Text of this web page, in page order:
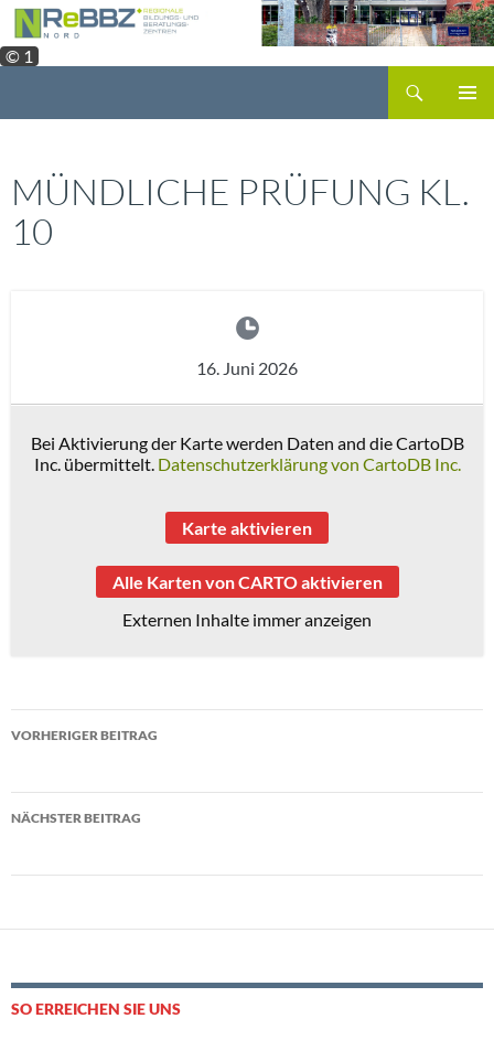
Zum
Inhalt
springen
© 1
MÜNDLICHE PRÜFUNG KL.
10
16. Juni 2026
Bei Aktivierung der Karte werden Daten and die CartoDB
Inc. übermittelt. Datenschutzerklärung von CartoDB Inc.
Karte aktivieren
Alle Karten von CARTO aktivieren
Externen Inhalte immer anzeigen
Beitragsnavigation
VORHERIGER BEITRAG
NÄCHSTER BEITRAG
SO ERREICHEN SIE UNS